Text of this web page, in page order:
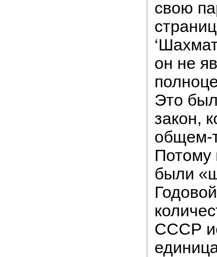
свою
он не
Это
закон,
общем-
Потому
были
СССР